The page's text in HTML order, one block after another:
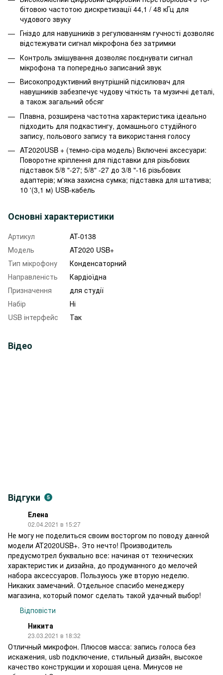
бітовою частотою дискретизації 44,1 / 48 кГц для
чудового звуку
Гніздо для навушників з регулюванням гучності дозволяє
відстежувати сигнал мікрофона без затримки
Контроль змішування дозволяє поєднувати сигнал
мікрофона та попередньо записаний звук
Високопродуктивний внутрішній підсилювач для
навушників забезпечує чудову чіткість та музичні деталі,
а також загальний обсяг
Плавна, розширена частотна характеристика ідеально
підходить для подкастингу, домашнього студійного
запису, польового запису та використання голосу
AT2020USB + (темно-сіра модель) Включені аксесуари:
Поворотне кріплення для підставки для різьбових
підставок 5/8 "-27; 5/8" -27 до 3/8 "-16 різьбових
адаптерів; м'яка захисна сумка; підставка для штатива;
10 '(3,1 м) USB-кабель
Основні характеристики
Артикул
AT-0138
Модель
AT2020 USB+
Тип мікрофону
Конденсаторний
Направленість
Кардіоїдна
Призначення
для студії
Набір
Ні
USB інтерфейс
Так
Відео
Відгуки 5
Елена
02.04.2021 в 15:27
Не могу не поделиться своим восторгом по поводу данной
модели AT2020USB+. Это нечто! Производитель
предусмотрел буквально все: начиная от технических
характеристик и дизайна, до продуманного до мелочей
набора аксессуаров. Пользуюсь уже вторую неделю.
Никаких замечаний. Отдельное спасибо менеджеру
магазина, который помог сделать такой удачный выбор!
Відповісти
Никита
23.03.2021 в 18:32
Отличный микрофон. Плюсов масса: запись голоса без
искажения, usb подключение, стильный дизайн, высокое
качество конструкции и хорошая цена. Минусов не